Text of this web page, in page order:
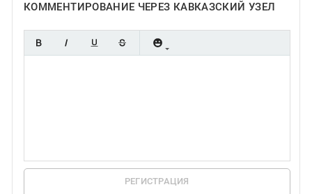
КОММЕНТИРОВАНИЕ ЧЕРЕЗ КАВКАЗСКИЙ УЗЕЛ
РЕГИСТРАЦИЯ